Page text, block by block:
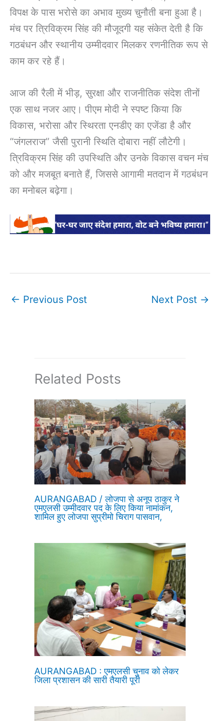
विपक्ष के पास भरोसे का अभाव मुख्य चुनौती बना हुआ है।
मंच पर त्रिविक्रम सिंह की मौजूदगी यह संकेत देती है कि
गठबंधन और स्थानीय उम्मीदवार मिलकर रणनीतिक रूप से
काम कर रहे हैं।
आज की रैली में भीड़, सुरक्षा और राजनीतिक संदेश तीनों
एक साथ नजर आए। पीएम मोदी ने स्पष्ट किया कि
विकास, भरोसा और स्थिरता एनडीए का एजेंडा है और
“जंगलराज” जैसी पुरानी स्थिति दोबारा नहीं लौटेगी।
त्रिविक्रम सिंह की उपस्थिति और उनके विकास वचन मंच
को और मजबूत बनाते हैं, जिससे आगामी मतदान में गठबंधन
का मनोबल बढ़ेगा।
← Previous Post Next Post →
Related Posts
AURANGABAD / लोजपा से अनूप ठाकुर ने
एमएलसी उम्मीदवार पद के लिए किया नामांकन,
शामिल हुए लोजपा सुप्रीमो चिराग पासवान,
AURANGABAD : एमएलसी चुनाव को लेकर
जिला प्रशासन की सारी तैयारी पूरी